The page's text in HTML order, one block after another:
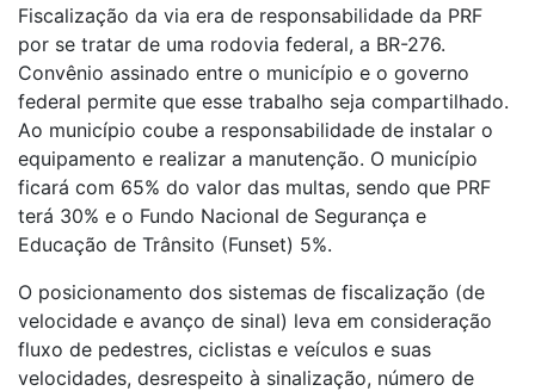
Fiscalização da via era de responsabilidade da PRF
por se tratar de uma rodovia federal, a BR-276.
Convênio assinado entre o município e o governo
federal permite que esse trabalho seja compartilhado.
Ao município coube a responsabilidade de instalar o
equipamento e realizar a manutenção. O município
ficará com 65% do valor das multas, sendo que PRF
terá 30% e o Fundo Nacional de Segurança e
Educação de Trânsito (Funset) 5%.
O posicionamento dos sistemas de fiscalização (de
velocidade e avanço de sinal) leva em consideração
fluxo de pedestres, ciclistas e veículos e suas
velocidades, desrespeito à sinalização, número de